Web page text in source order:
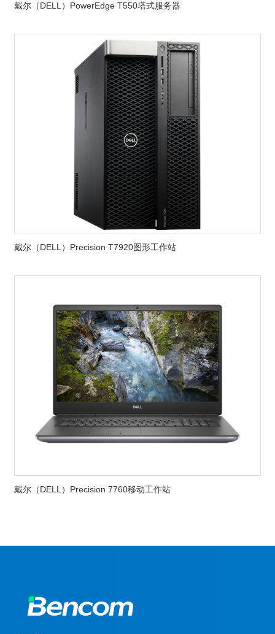
戴尔（DELL）PowerEdge T550塔式服务器
戴尔（DELL）Precision T7920图形工作站
戴尔（DELL）Precision 7760移动工作站